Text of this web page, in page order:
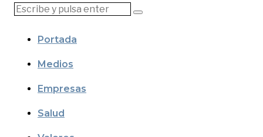
Portada
Medios
Empresas
Salud